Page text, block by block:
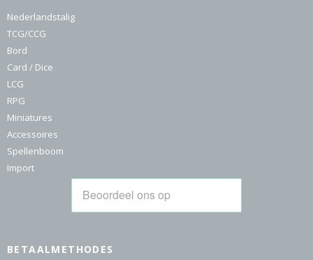
Nederlandstalig
TCG/CCG
Bord
Card / Dice
LCG
RPG
Miniatures
Accessoires
Spellenboom
Import
BETAALMETHODES